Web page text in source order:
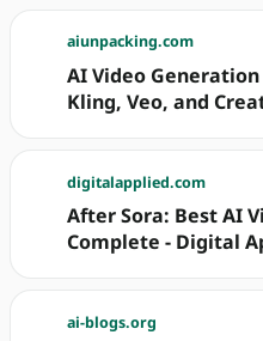
aiunpacking.com
AI Video Generation
Kling, Veo, and
digitalapplied.com
After Sora: Best AI
Complete - Digital
ai-blogs.org